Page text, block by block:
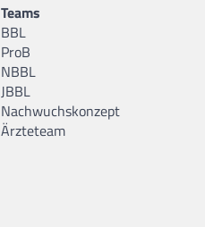
Teams
BBL
ProB
NBBL
JBBL
Nachwuchskonzept
Ärzteteam